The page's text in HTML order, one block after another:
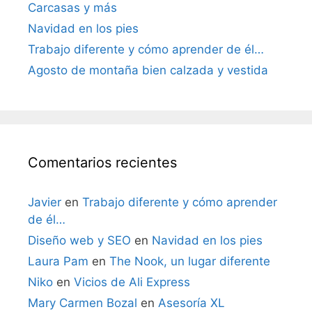
Carcasas y más
Navidad en los pies
Trabajo diferente y cómo aprender de él…
Agosto de montaña bien calzada y vestida
Comentarios recientes
Javier en Trabajo diferente y cómo aprender
de él…
Diseño web y SEO en Navidad en los pies
Laura Pam en The Nook, un lugar diferente
Niko en Vicios de Ali Express
Mary Carmen Bozal en Asesoría XL